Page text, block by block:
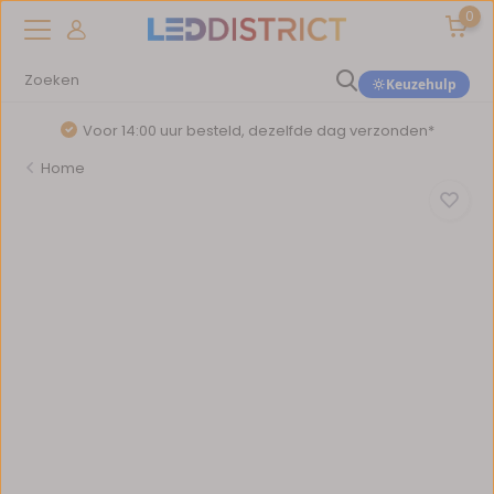
0
Keuzehulp
Voor 14:00 uur besteld, dezelfde dag verzonden*
Home